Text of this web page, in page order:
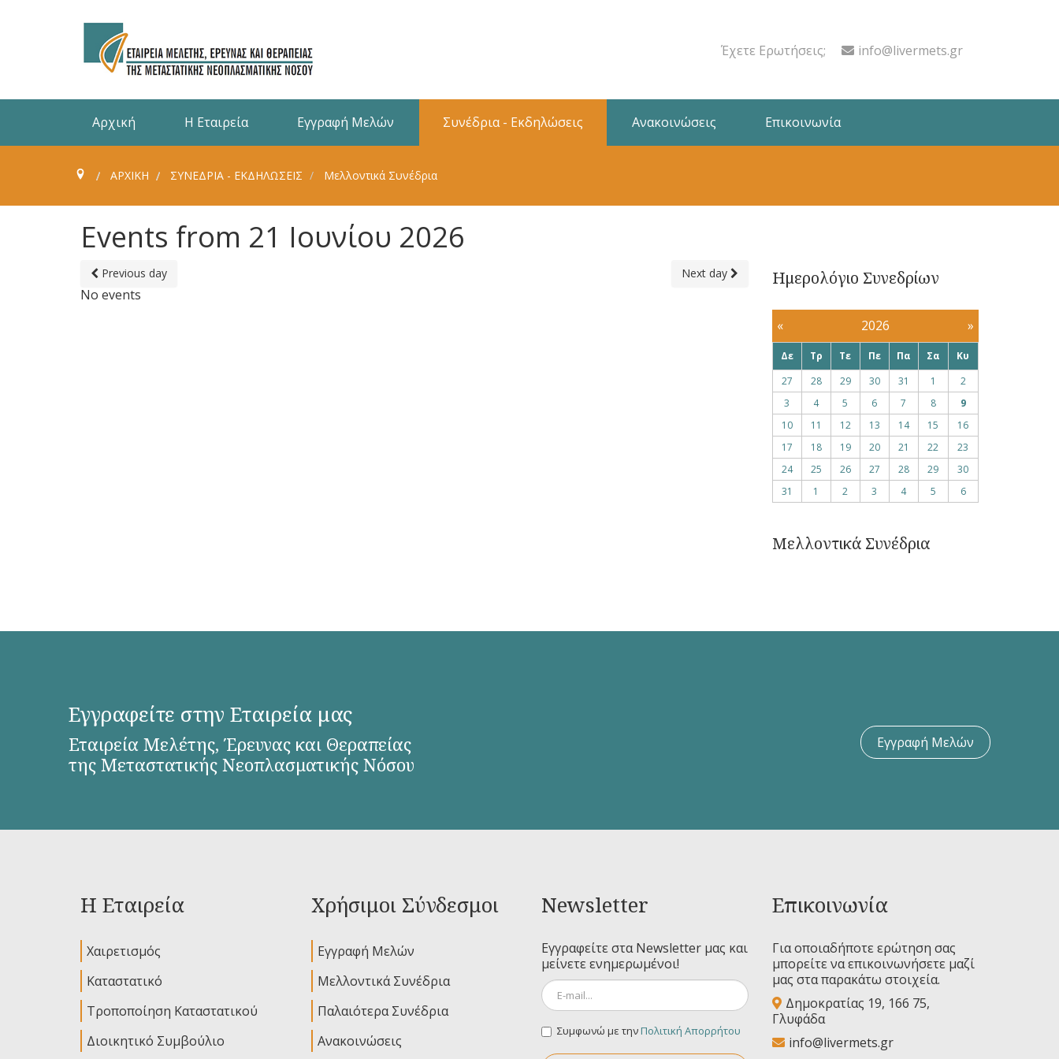
Έχετε Ερωτήσεις; info@livermets.gr
Αρχική Η Εταιρεία Εγγραφή Μελών Συνέδρια - Εκδηλώσεις Ανακοινώσεις Επικοινωνία
ΑΡΧΙΚΗ ΣΥΝΈΔΡΙΑ - ΕΚΔΗΛΏΣΕΙΣ Μελλοντικά Συνέδρια
Events from 21 Ιουνίου 2026
Previous day Next day
No events
Ημερολόγιο Συνεδρίων
« 2026 »
Δε Τρ Τε Πε Πα Σα
Κυ
27
28 29 30 31 1
2
3
4 5 6 7 8
9
10
11 12 13 14 15
16
17
18 19 20 21 22
23
24
25 26 27 28 29
30
31
1 2 3 4 5 6
Μελλοντικά Συνέδρια
Εγγραφείτε στην Εταιρεία μας
Εταιρεία Μελέτης, Έρευνας και Θεραπείας
της Μεταστατικής Νεοπλασματικής Νόσου
Εγγραφή Μελών
Η Εταιρεία
Χαιρετισμός
Καταστατικό
Τροποποίηση Καταστατικού
Διοικητικό Συμβούλιο
Χρήσιμοι Σύνδεσμοι
Εγγραφή Μελών
Μελλοντικά Συνέδρια
Παλαιότερα Συνέδρια
Ανακοινώσεις
Newsletter
Εγγραφείτε στα Newsletter μας και
μείνετε ενημερωμένοι!
Συμφωνώ με τηνΠολιτική Απορρήτου
Επικοινωνία
Για οποιαδήποτε ερώτηση σας
μπορείτε να επικοινωνήσετε μαζί
μας στα παρακάτω στοιχεία.
Δημοκρατίας 19, 166 75,
Γλυφάδα
info@livermets.gr